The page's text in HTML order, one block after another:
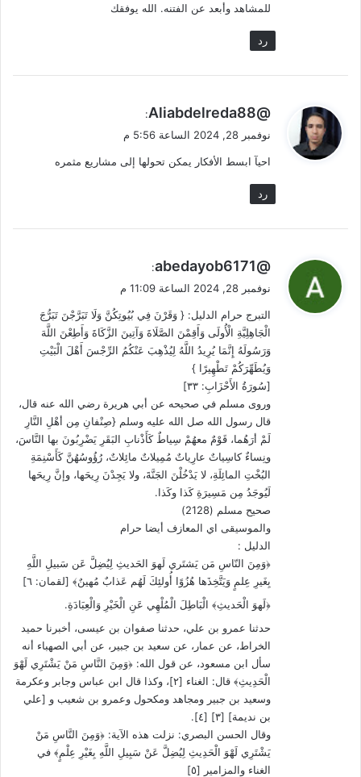
للمشاهد وأبعد عن الفتنه. الله يوفقك
رد
ي
ل
@Aliabdelreda88
:
نوفمبر 28, 2024 الساعة 5:56 م
احيآ ابسط الأفكار يمكن تحولها إلى مشاريع مثمره
رد
ي
ل
@abedayob6171
:
نوفمبر 28, 2024 الساعة 11:09 م
التبرج حرام الدليل: { وَقَرْنَ فِي بُيُوتِكُنَّ وَلَا تَبَرَّجْنَ تَبَرُّجَ
الْجَاهِلِيَّةِ الْأُولَى وَأَقِمْنَ الصَّلَاةَ وَآتِينَ الزَّكَاةَ وَأَطِعْنَ اللَّهَ
وَرَسُولَهُ إِنَّمَا يُرِيدُ اللَّهُ لِيُذْهِبَ عَنْكُمُ الرِّجْسَ أَهْلَ الْبَيْتِ
وَيُطَهِّرَكُمْ تَطْهِيرًا }
[سُورَةُ الأَحْزَابِ: ٣٣]
وروى مسلم في صحيحه عن أبي هريرة رضي الله عنه قال،
قال رسول الله صل الله عليه وسلم {صِنْفانِ مِن أهْلِ النَّارِ
لَمْ أرَهُما، قَوْمٌ معهُمْ سِياطٌ كَأَذْنابِ البَقَرِ يَضْرِبُونَ بها النَّاسَ،
ونِساءٌ كاسِياتٌ عارِياتٌ مُمِيلاتٌ مائِلاتٌ، رُؤُوسُهُنَّ كَأَسْنِمَةِ
البُخْتِ المائِلَةِ، لا يَدْخُلْنَ الجَنَّةَ، ولا يَجِدْنَ رِيحَها، وإنَّ رِيحَها
لَيُوجَدُ مِن مَسِيرَةِ كَذا وكَذا.
صحيح مسلم (2128)
والموسيقى اي المعازف أيضا حرام
الدليل :
﴿وَمِنَ النّاسِ مَن يَشتَري لَهوَ الحَديثِ لِيُضِلَّ عَن سَبيلِ اللَّهِ
بِغَيرِ عِلمٍ وَيَتَّخِذَها هُزُوًا أُولئِكَ لَهُم عَذابٌ مُهينٌ﴾ [لقمان: ٦]
﴿لَهوَ الْحَديثِ﴾ الْبَاطِلَ الْمُلْهِي عَنِ الْخَيْرِ وَالْعِبَادَةِ.
حدثنا عمرو بن علي، حدثنا صفوان بن عيسى، أخبرنا حميد
الخراط، عن عمار، عن سعيد بن جبير، عن أبي الصهباء أنه
سأل ابن مسعود، عن قول الله: ﴿وَمِنَ النَّاسِ مَنْ يَشْتَرِي لَهْوَ
الْحَدِيثِ﴾ قال: الغناء [٢]، وكذا قال ابن عباس وجابر وعكرمة
وسعيد بن جبير ومجاهد ومكحول وعمرو بن شعيب و [علي
بن نديمة] [٣] [٤].
وقال الحسن البصري: نزلت هذه الآية: ﴿وَمِنَ النَّاسِ مَنْ
يَشْتَرِي لَهْوَ الْحَدِيثِ لِيُضِلَّ عَنْ سَبِيلِ اللَّهِ بِغَيْرِ عِلْمٍ﴾ في
الغناء والمزامير [٥]